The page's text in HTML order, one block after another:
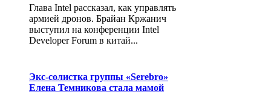
Глава Intel рассказал, как управлять
армией дронов. Брайан Кржанич
выступил на конференции Intel
Developer Forum в китай...
Экс-солистка группы «Serebro»
Елена Темникова стала мамой